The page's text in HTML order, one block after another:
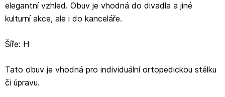
elegantní vzhled. Obuv je vhodná do divadla a jiné
kulturní akce, ale i do kanceláře.
Šíře: H
Tato obuv je vhodná pro individuální ortopedickou stélku
či úpravu.